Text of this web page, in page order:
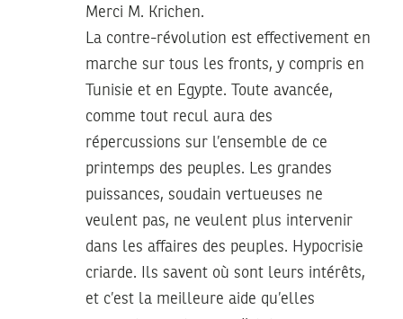
Merci M. Krichen.
La contre-révolution est effectivement en
marche sur tous les fronts, y compris en
Tunisie et en Egypte. Toute avancée,
comme tout recul aura des
répercussions sur l’ensemble de ce
printemps des peuples. Les grandes
puissances, soudain vertueuses ne
veulent pas, ne veulent plus intervenir
dans les affaires des peuples. Hypocrisie
criarde. Ils savent où sont leurs intérêts,
et c’est la meilleure aide qu’elles